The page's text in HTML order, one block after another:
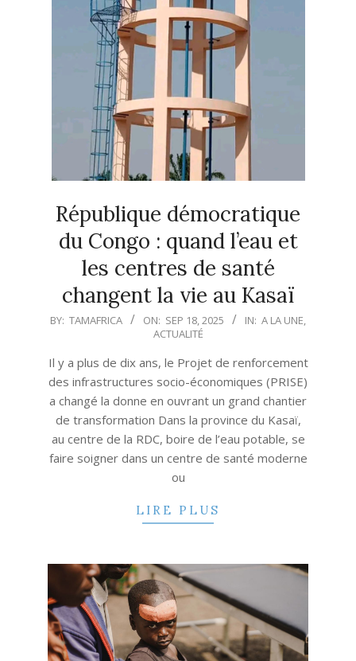
République démocratique
du Congo : quand l’eau et
les centres de santé
changent la vie au Kasaï
2025-
18
BY: TAMAFRICA ON: SEP 18, 2025 IN: A LA UNE,
ACTUALITÉ
Il y a plus de dix ans, le Projet de renforcement
des infrastructures socio-économiques (PRISE)
a changé la donne en ouvrant un grand chantier
de transformation Dans la province du Kasaï,
au centre de la RDC, boire de l’eau potable, se
faire soigner dans un centre de santé moderne
ou
LIRE PLUS